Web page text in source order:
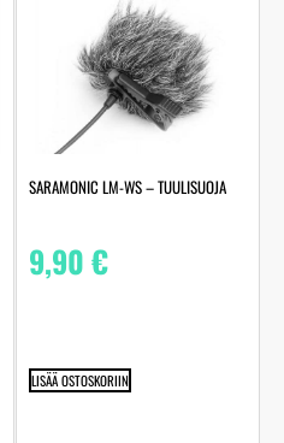
SARAMONIC LM-WS – TUULISUOJA
9,90€
LISÄÄ OSTOSKORIIN